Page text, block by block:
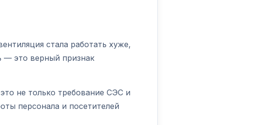
стала работать хуже,
— это верный признак
не только требование СЭС и
персонала и посетителей